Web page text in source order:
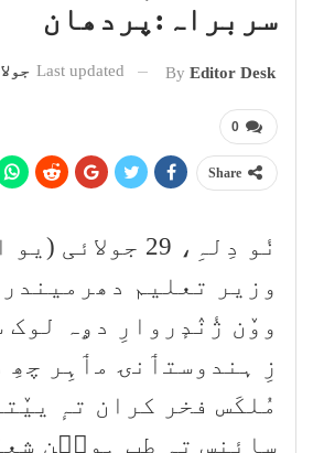
سربراہ:پردھان
By Editor Desk
Last updated جولائی
0
Share
نٔو دِلہِ، 29
وزیر تعلیم
ووٚن ژٔنٛدٕروارِ دۄہ لوک
زِ ہندوستٲنۍ مٲہِر چھِ
مُلکَس فخر کران تہٕ
سائنس تہٕ طب ہِوٮ۪ن